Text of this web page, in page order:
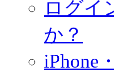
ログイ
か？
iPhone